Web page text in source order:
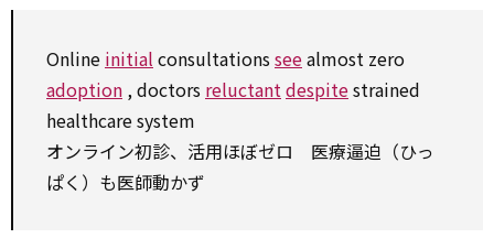
Online initial consultations seealmost zero
adoption , doctors reluctantdespitestrained
healthcare system
オンライン初診、活用ほぼゼロ 医療逼迫（ひっ
ぱく）も医師動かず